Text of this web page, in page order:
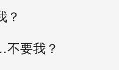
？
要我？